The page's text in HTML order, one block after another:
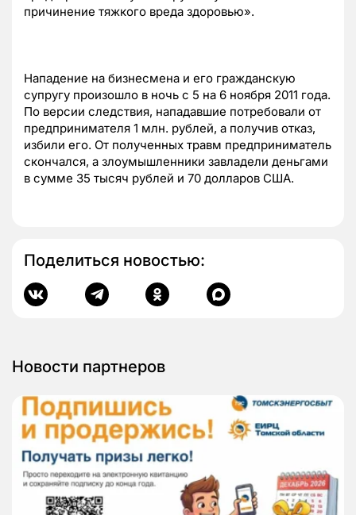
причинение тяжкого вреда здоровью».
Нападение на бизнесмена и его гражданскую
супругу произошло в ночь с 5 на 6 ноября 2011 года.
По версии следствия, нападавшие потребовали от
предпринимателя 1 млн. рублей, а получив отказ,
избили его. От полученных травм предприниматель
скончался, а злоумышленники завладели деньгами
в сумме 35 тысяч рублей и 70 долларов США.
Поделиться новостью:
Новости партнеров